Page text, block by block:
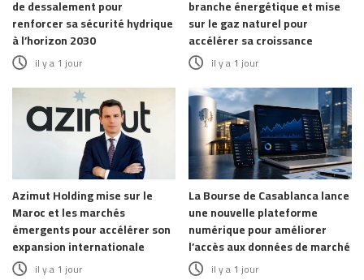
de dessalement pour
renforcer sa sécurité hydrique
à l’horizon 2030
il y a 1 jour
branche énergétique et mise
sur le gaz naturel pour
accélérer sa croissance
il y a 1 jour
Azimut Holding mise sur le
Maroc et les marchés
émergents pour accélérer son
expansion internationale
il y a 1 jour
La Bourse de Casablanca lance
une nouvelle plateforme
numérique pour améliorer
l’accès aux données de marché
il y a 1 jour